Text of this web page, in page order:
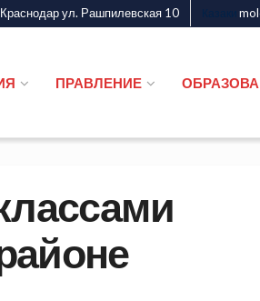
Краснодар ул. Рашпилевская 10
ПРАВЛЕНИЕ